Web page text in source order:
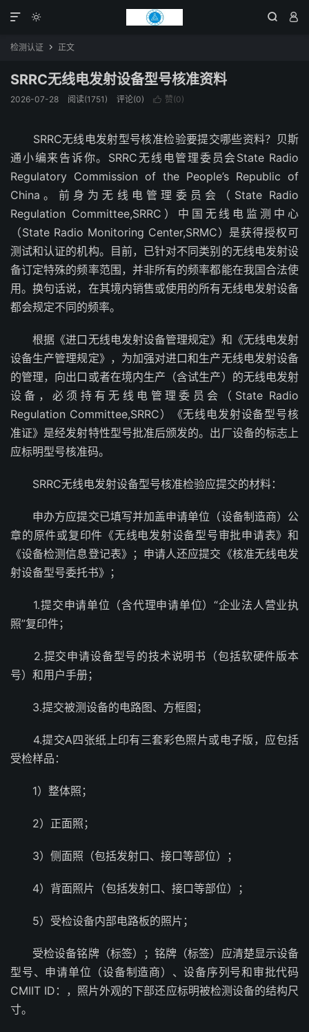
  

检测认证  正文
SRRC无线电发射设备型号核准资料
2026-07-28 阅读(1751) 评论(0)  赞(0)
SRRC无线电发射型号核准检验要提交哪些资料？贝斯
通小编来告诉你。SRRC无线电管理委员会State Radio
Regulatory Commission of the People’s Republic of
China。前身为无线电管理委员会（State Radio
Regulation Committee,SRRC）中国无线电监测中心
（State Radio Monitoring Center,SRMC）是获得授权可
测试和认证的机构。目前，已针对不同类别的无线电发射设
备订定特殊的频率范围，并非所有的频率都能在我国合法使
用。换句话说，在其境内销售或使用的所有无线电发射设备
都会规定不同的频率。
根据《进口无线电发射设备管理规定》和《无线电发射
设备生产管理规定》，为加强对进口和生产无线电发射设备
的管理，向出口或者在境内生产（含试生产）的无线电发射
设备，必须持有无线电管理委员会（State Radio
Regulation Committee,SRRC）《无线电发射设备型号核
准证》是经发射特性型号批准后颁发的。出厂设备的标志上
应标明型号核准码。
SRRC无线电发射设备型号核准检验应提交的材料：
申办方应提交已填写并加盖申请单位（设备制造商）公
章的原件或复印件《无线电发射设备型号审批申请表》和
《设备检测信息登记表》；申请人还应提交《核准无线电发
射设备型号委托书》；
1.提交申请单位（含代理申请单位）“企业法人营业执
照”复印件；
2.提交申请设备型号的技术说明书（包括软硬件版本
号）和用户手册；
3.提交被测设备的电路图、方框图；
4.提交A四张纸上印有三套彩色照片或电子版，应包括
受检样品：
1）整体照；
2）正面照；
3）侧面照（包括发射口、接口等部位）；
4）背面照片（包括发射口、接口等部位）；
5）受检设备内部电路板的照片；
受检设备铭牌（标签）；铭牌（标签）应清楚显示设备
型号、申请单位（设备制造商）、设备序列号和审批代码
CMIIT ID：，照片外观的下部还应标明被检测设备的结构尺
寸。